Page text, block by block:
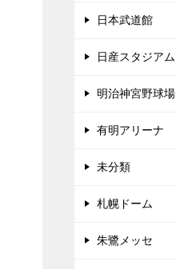
日本武道館
日産スタジアム
明治神宮野球場
有明アリーナ
未分類
札幌ドーム
朱鷺メッセ